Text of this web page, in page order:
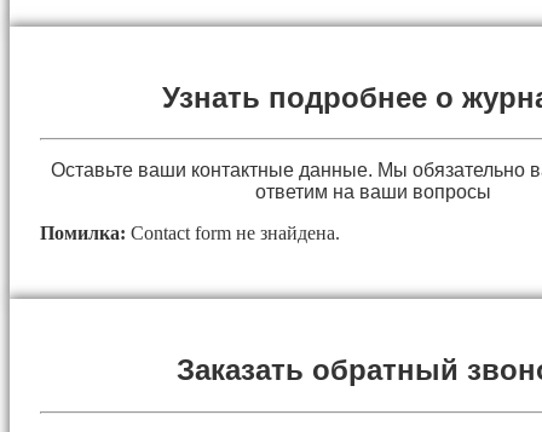
Узнать подробнее о
Оставьте ваши контактные данные. Мы обязательно
ответим на ваши вопросы
Помилка: Contact form не знайдена.
Заказать обратный